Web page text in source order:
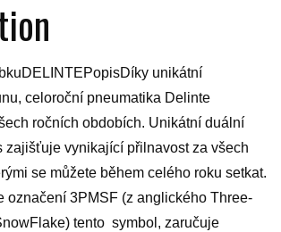
unikátní
celoroční pneumatika Delinte
ročních obdobích. Unikátní duální
zajišťuje vynikající přilnavost za všech
se můžete během celého roku setkat.
označení 3PMSF (z anglického Three-
tento symbol, zaručuje